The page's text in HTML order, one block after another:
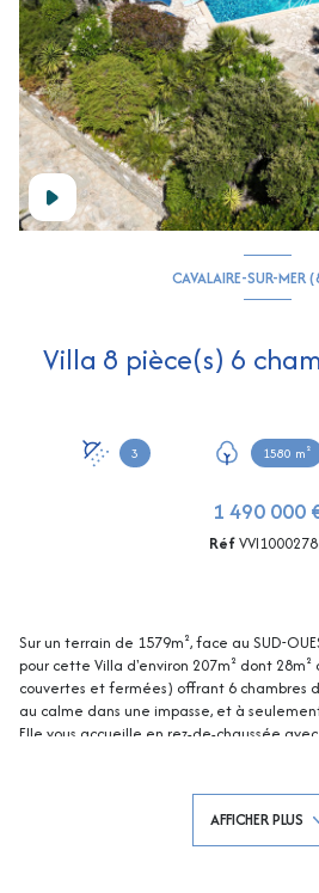
CAVALAIRE-SUR-MER
3 1580 m²
1 490 000
Réf
Sur un terrain de 1579m², face au SUD-
pour cette Villa d'environ 207m² dont
couvertes et fermées) offrant 6 chambres
au calme dans une impasse, et à
Elle vous accueille en rez-de-chaussée
indépendante ouverte sur loggia, cellier,
véranda et cuisine d'été, 1 chambre avec
l'italienne, wc - A l'étage, mezzanine avec
AFFICHER PLUS